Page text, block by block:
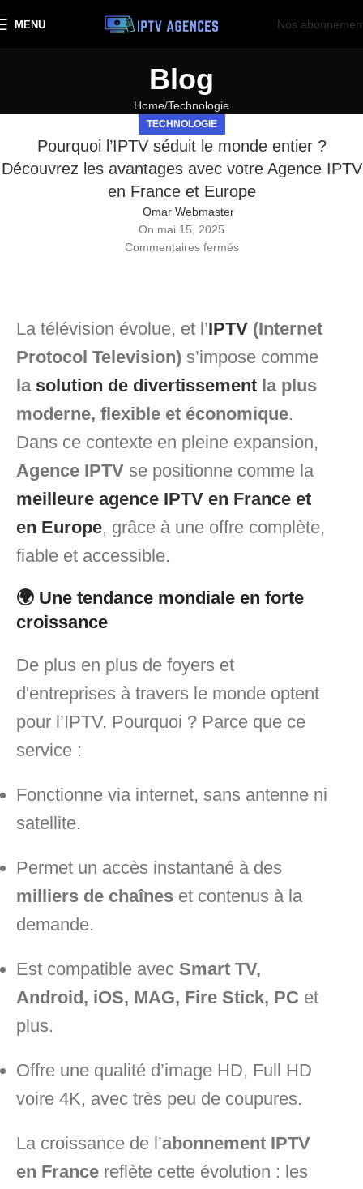
MENU Nos
Blog
Home Technologie
TECHNOLOGIE
Pourquoi l’IPTV séduit le monde entier ?
Découvrez les avantages avec votre Agence IPTV
en France et Europe
Omar Webmaster
On mai 15, 2025
Commentaires fermés
La télévision évolue, et l’IPTV (Internet
Protocol Television) s’impose comme
lasolution de divertissement la plus
moderne, flexible et économique.
Dans ce contexte en pleine expansion,
Agence IPTV se positionne comme la
meilleure agence IPTV en France et
en Europe, grâce à une offre complète,
fiable et accessible.
🌍 Une tendance mondiale en forte
croissance
De plus en plus de foyers et
d'entreprises à travers le monde optent
pour l’IPTV. Pourquoi ? Parce que ce
service :
Fonctionne via internet, sans antenne ni
satellite.
Permet un accès instantané à des
milliers de chaînes et contenus à la
demande.
Est compatible avec Smart TV,
Android, iOS, MAG, Fire Stick, PC et
plus.
Offre une qualité d’image HD, Full HD
voire 4K, avec très peu de coupures.
La croissance de l’abonnement IPTV
en France reflète cette évolution : les